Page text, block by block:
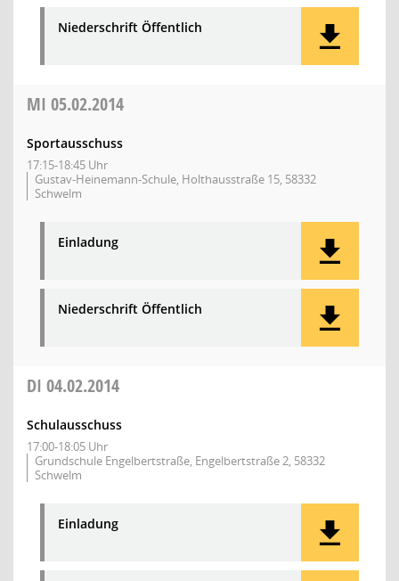
Niederschrift Öffentlich
MI 05.02.2014
Sportausschuss
17:15-18:45 Uhr
Gustav-Heinemann-Schule, Holthausstraße 15, 58332
Schwelm
Einladung
Niederschrift Öffentlich
DI 04.02.2014
Schulausschuss
17:00-18:05 Uhr
Grundschule Engelbertstraße, Engelbertstraße 2, 58332
Schwelm
Einladung